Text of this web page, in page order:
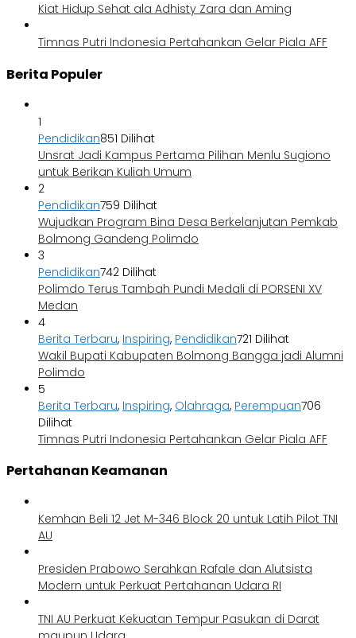
Kiat Hidup Sehat ala Adhisty Zara dan Aming
Timnas Putri Indonesia Pertahankan Gelar Piala AFF
Berita Populer
1
Pendidikan851 Dilihat
Unsrat Jadi Kampus Pertama Pilihan Menlu Sugiono
untuk Berikan Kuliah Umum
2
Pendidikan759 Dilihat
Wujudkan Program Bina Desa Berkelanjutan Pemkab
Bolmong Gandeng Polimdo
3
Pendidikan742 Dilihat
Polimdo Terus Tambah Pundi Medali di PORSENI XV
Medan
4
Berita Terbaru, Inspiring, Pendidikan721 Dilihat
Wakil Bupati Kabupaten Bolmong Bangga jadi Alumni
Polimdo
5
Berita Terbaru, Inspiring, Olahraga, Perempuan706
Dilihat
Timnas Putri Indonesia Pertahankan Gelar Piala AFF
Pertahanan Keamanan
Kemhan Beli 12 Jet M-346 Block 20 untuk Latih Pilot TNI
AU
Presiden Prabowo Serahkan Rafale dan Alutsista
Modern untuk Perkuat Pertahanan Udara RI
TNI AU Perkuat Kekuatan Tempur Pasukan di Darat